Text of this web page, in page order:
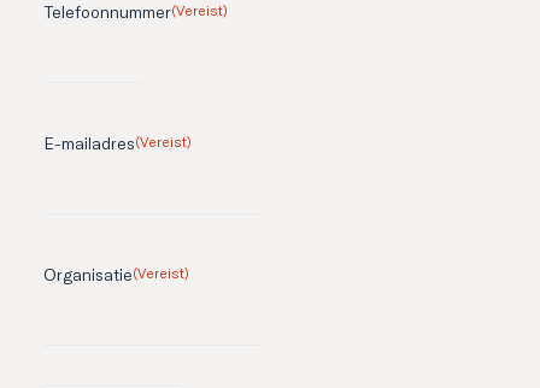
Telefoonnummer(Vereist)
E-mailadres(Vereist)
Organisatie(Vereist)